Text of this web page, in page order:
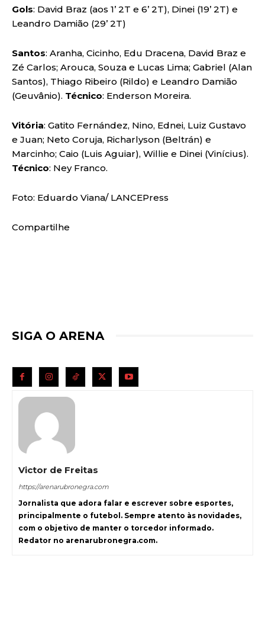
Gols: David Braz (aos 1’ 2T e 6’ 2T), Dinei (19’ 2T) e
Leandro Damião (29’ 2T)
Santos: Aranha, Cicinho, Edu Dracena, David Braz e
Zé Carlos; Arouca, Souza e Lucas Lima; Gabriel (Alan
Santos), Thiago Ribeiro (Rildo) e Leandro Damião
(Geuvânio). Técnico: Enderson Moreira.
Vitória: Gatito Fernández, Nino, Ednei, Luiz Gustavo
e Juan; Neto Coruja, Richarlyson (Beltrán) e
Marcinho; Caio (Luis Aguiar), Willie e Dinei (Vinícius).
Técnico: Ney Franco.
Foto: Eduardo Viana/ LANCEPress
Compartilhe
SIGA O ARENA
Victor de Freitas
https://arenarubronegra.com
Jornalista que adora falar e escrever sobre esportes,
principalmente o futebol. Sempre atento às novidades,
com o objetivo de manter o torcedor informado.
Redator no arenarubronegra.com.